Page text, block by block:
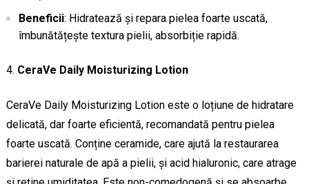
Beneficii: Hidratează și repara pielea foarte uscată,
îmbunătățește textura pielii, absorbiție rapidă.
CeraVe Daily Moisturizing Lotion
CeraVe Daily Moisturizing Lotion este o loțiune de hidratare
delicată, dar foarte eficientă, recomandată pentru pielea
foarte uscată. Conține ceramide, care ajută la restaurarea
barierei naturale de apă a pielii, și acid hialuronic, care atrage